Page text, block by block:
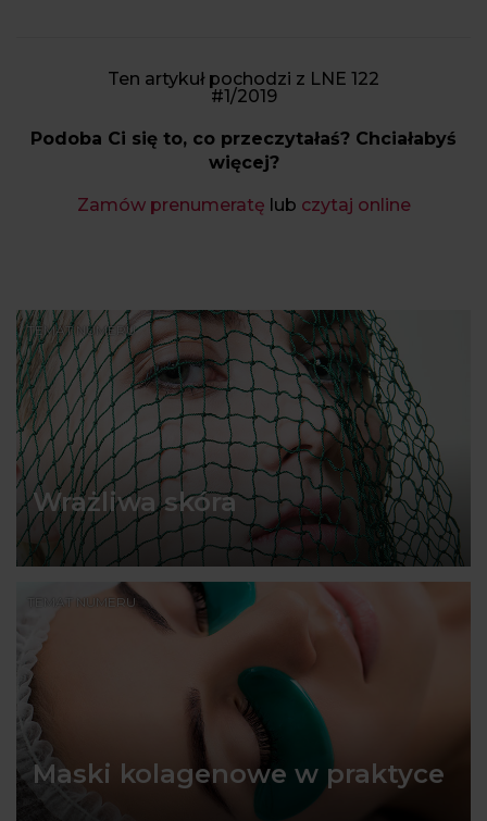
Ten artykuł pochodzi z LNE 122
#1/2019
Podoba Ci się to, co przeczytałaś? Chciałabyś
więcej?
Zamów prenumeratę lub czytaj online
TEMAT NUMERU
Wrażliwa skóra
TEMAT NUMERU
Maski kolagenowe w praktyce